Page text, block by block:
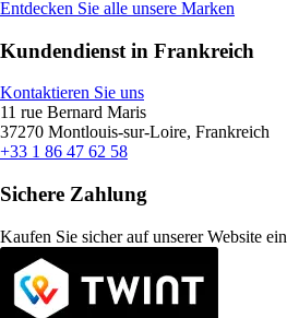
Entdecken Sie alle unsere Marken
Kundendienst in Frankreich
Kontaktieren Sie uns
11 rue Bernard Maris
37270 Montlouis-sur-Loire, Frankreich
+33 1 86 47 62 58
Sichere Zahlung
Kaufen Sie sicher auf unserer Website ein